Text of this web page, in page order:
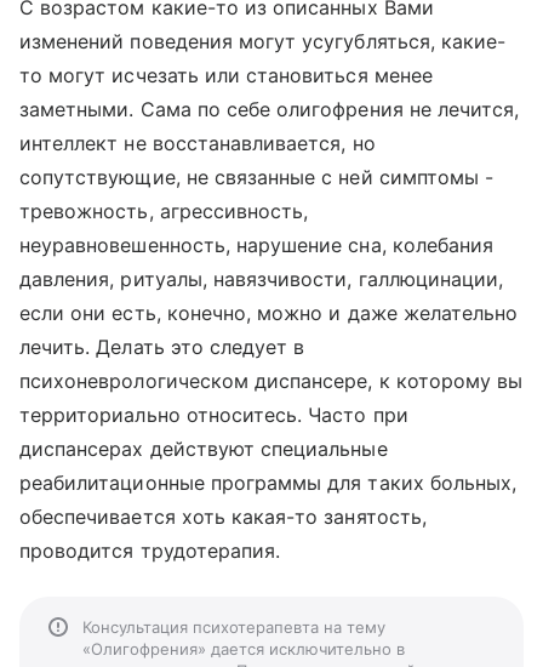
С возрастом какие-то из описанных Вами
изменений поведения могут усугубляться, какие-
то могут исчезать или становиться менее
заметными. Сама по себе олигофрения не лечится,
интеллект не восстанавливается, но
сопутствующие, не связанные с ней симптомы -
тревожность, агрессивность,
неуравновешенность, нарушение сна, колебания
давления, ритуалы, навязчивости, галлюцинации,
если они есть, конечно, можно и даже желательно
лечить. Делать это следует в
психоневрологическом диспансере, к которому вы
территориально относитесь. Часто при
диспансерах действуют специальные
реабилитационные программы для таких больных,
обеспечивается хоть какая-то занятость,
проводится трудотерапия.
Консультация психотерапевта на тему
«Олигофрения» дается исключительно в